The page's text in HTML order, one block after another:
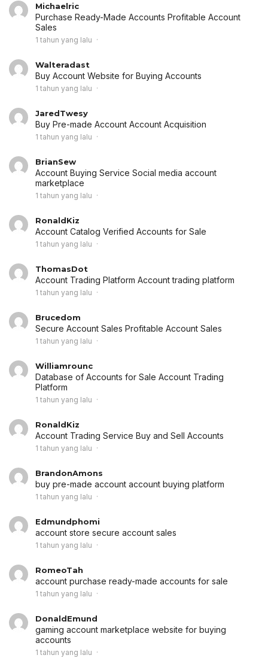
Michaelric
Purchase Ready-Made Accounts Profitable Account
Sales
1 tahun yang lalu
Walteradast
Buy Account Website for Buying Accounts
1 tahun yang lalu
JaredTwesy
Buy Pre-made Account Account Acquisition
1 tahun yang lalu
BrianSew
Account Buying Service Social media account
marketplace
1 tahun yang lalu
RonaldKiz
Account Catalog Verified Accounts for Sale
1 tahun yang lalu
ThomasDot
Account Trading Platform Account trading platform
1 tahun yang lalu
Brucedom
Secure Account Sales Profitable Account Sales
1 tahun yang lalu
Williamrounc
Database of Accounts for Sale Account Trading
Platform
1 tahun yang lalu
RonaldKiz
Account Trading Service Buy and Sell Accounts
1 tahun yang lalu
BrandonAmons
buy pre-made account account buying platform
1 tahun yang lalu
Edmundphomi
account store secure account sales
1 tahun yang lalu
RomeoTah
account purchase ready-made accounts for sale
1 tahun yang lalu
DonaldEmund
gaming account marketplace website for buying
accounts
1 tahun yang lalu